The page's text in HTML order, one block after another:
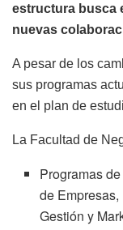
estructura busca
nuevas
A pesar de los
sus programas
en el plan de
La Facultad de
Programas
de
Gestión y